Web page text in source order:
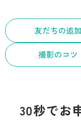
友だちの追加
撮影のコツ
30秒でお